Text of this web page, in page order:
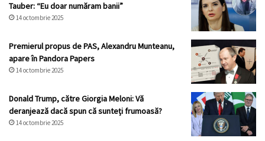
Tauber: “Eu doar număram banii”
14 octombrie 2025
Premierul propus de PAS, Alexandru Munteanu,
apare în Pandora Papers
14 octombrie 2025
Donald Trump, către Giorgia Meloni: Vă
deranjează dacă spun că sunteți frumoasă?
14 octombrie 2025